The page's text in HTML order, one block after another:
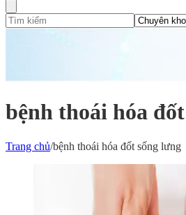
bệnh thoái hóa
Trang chủ/bệnh thoái hóa đốt sống lưng